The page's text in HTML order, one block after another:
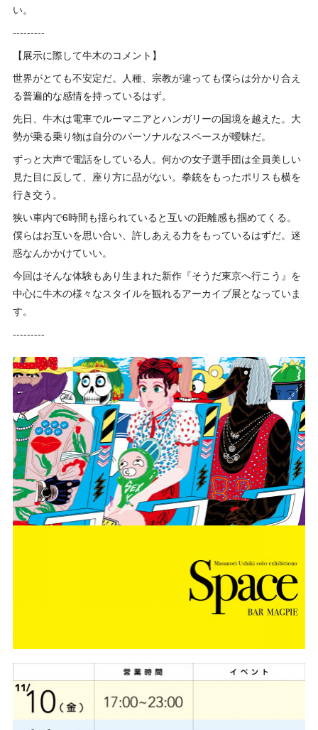
い。
---------
【展示に際して牛木のコメント】
世界がとても不安定だ。人種、宗教が違っても僕らは分かり合え
る普遍的な感情を持っているはず。
先日、牛木は電車でルーマニアとハンガリーの国境を越えた。大
勢が乗る乗り物は自分のパーソナルなスペースが曖昧だ。
ずっと大声で電話をしている人。何かの女子選手団は全員美しい
見た目に反して、座り方に品がない。拳銃をもったポリスも横を
行き交う。
狭い車内で6時間も揺られていると互いの距離感も掴めてくる。
僕らはお互いを思い合い、許しあえる力をもっているはずだ。迷
惑なんかかけていい。
今回はそんな体験もあり生まれた新作『そうだ東京へ行こう』を
中心に牛木の様々なスタイルを観れるアーカイブ展となっていま
す。
---------